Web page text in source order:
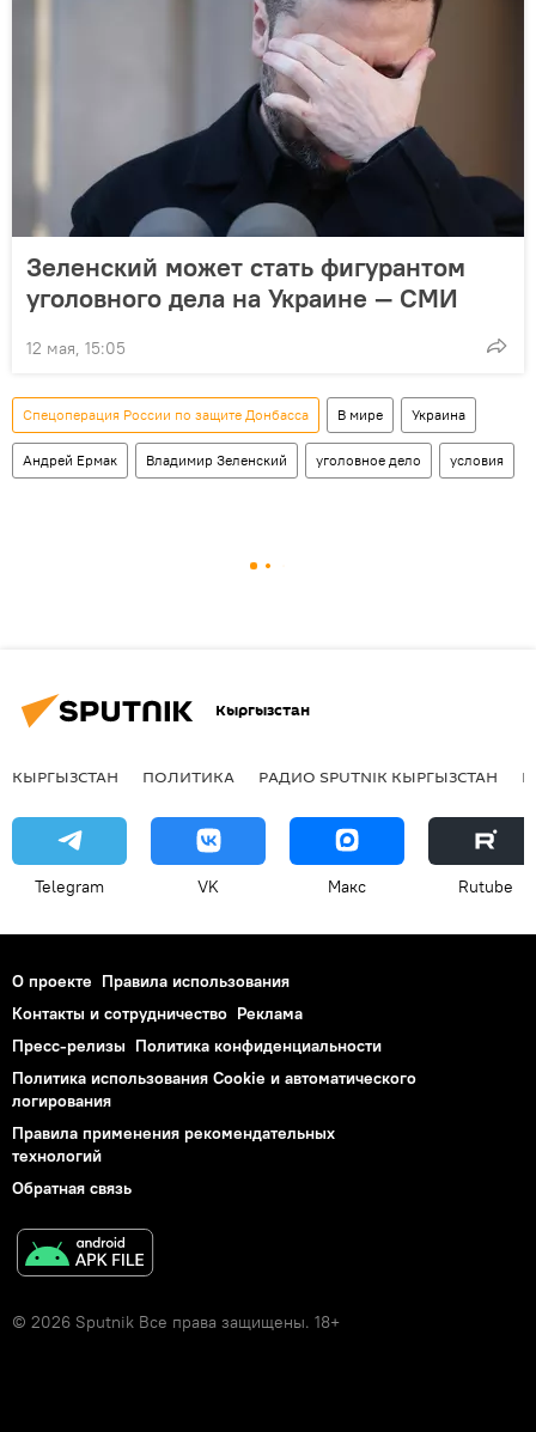
Зеленский может стать фигурантом
уголовного дела на Украине — СМИ
12 мая, 15:05
Спецоперация России по защите Донбасса В мире Украина
Андрей Ермак Владимир Зеленский уголовное дело условия
Кыргызстан
КЫРГЫЗСТАН ПОЛИТИКА РАДИО SPUTNIK КЫРГЫЗСТАН
Telegram VK Макс Rutube
О проекте Правила использования
Контакты и сотрудничество Реклама
Пресс-релизы Политика конфиденциальности
Политика использования Cookie и автоматического
логирования
Правила применения рекомендательных
технологий
Обратная связь
© 2026 Sputnik Все права защищены. 18+